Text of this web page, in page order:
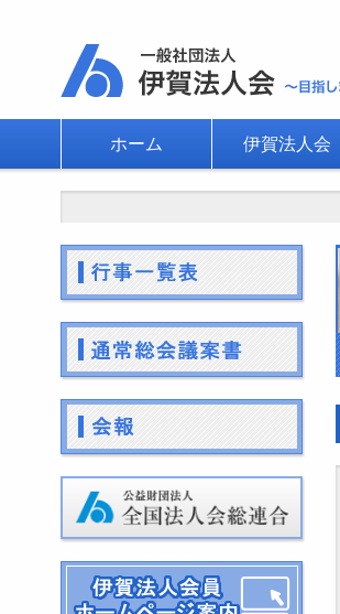
ホーム 伊賀法人会